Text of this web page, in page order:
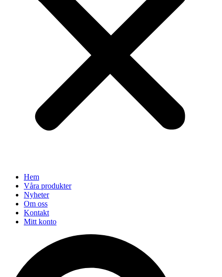
Hem
Våra produkter
Nyheter
Om oss
Kontakt
Mitt konto